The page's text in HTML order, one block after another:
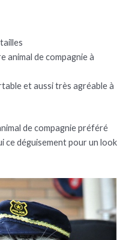
animal de compagnie à
et aussi très agréable à
de compagnie préféré
ce déguisement pour un look